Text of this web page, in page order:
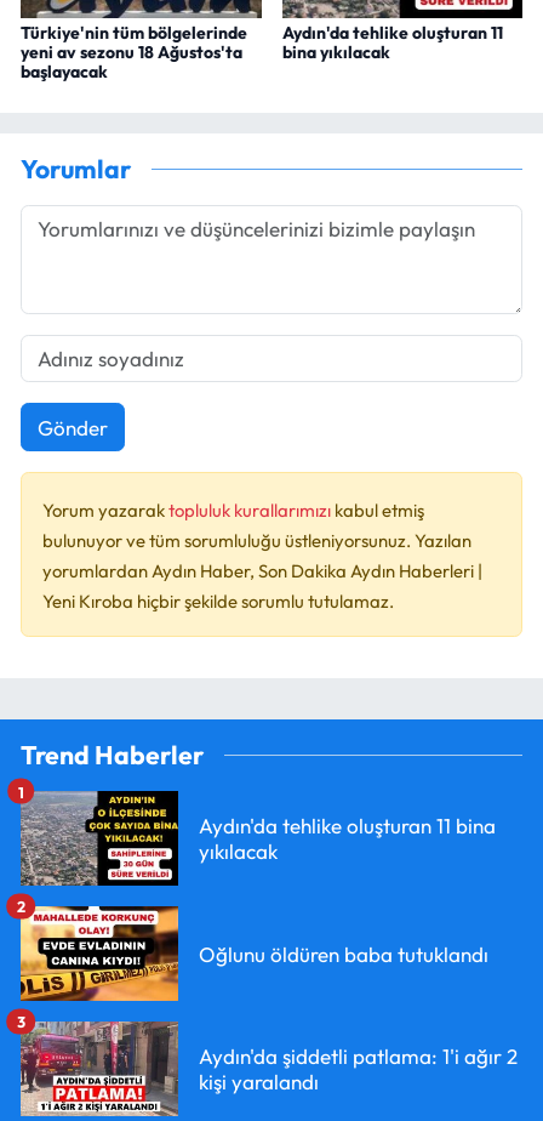
Türkiye'nin tüm bölgelerinde
yeni av sezonu 18 Ağustos'ta
başlayacak
Aydın'da tehlike oluşturan 11
bina yıkılacak
Yorumlar
Gönder
Yorum yazaraktopluluk kurallarımızı kabul etmiş
bulunuyor ve tüm sorumluluğu üstleniyorsunuz. Yazılan
yorumlardan Aydın Haber, Son Dakika Aydın Haberleri |
Yeni Kıroba hiçbir şekilde sorumlu tutulamaz.
Trend Haberler
Aydın'da tehlike oluşturan 11 bina
yıkılacak
1
Oğlunu öldüren baba tutuklandı
2
Aydın'da şiddetli patlama: 1'i ağır 2
kişi yaralandı
3